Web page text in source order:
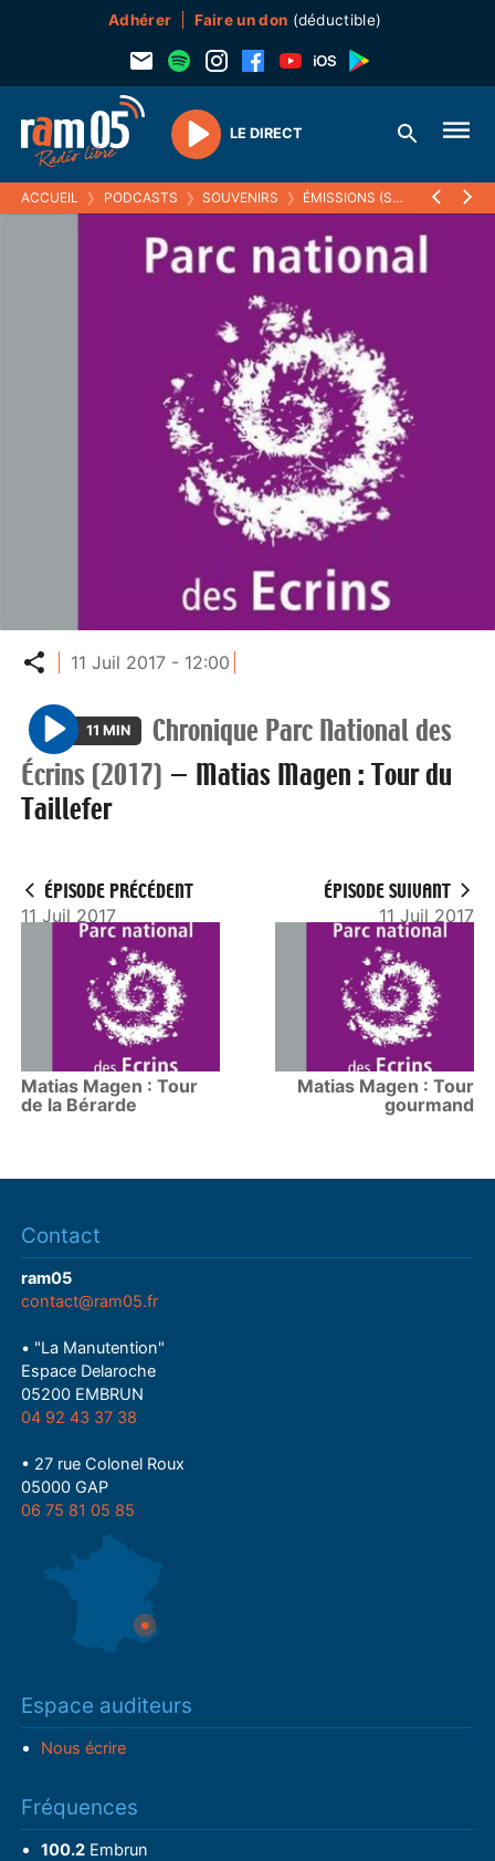
Adhérer Faire un don (déductible)
Play
LE DIRECT
ACCUEIL ❯ PODCASTS ❯ SOUVENIRS ❯ ÉMISSIONS (SOUVENIRS) ❯
Partager
11 Juil 2017 - 12:00
P
l
11 MIN
Chronique Parc National des
Écrins (2017) — Matias Magen : Tour du
Taillefer
ÉPISODE PRÉCÉDENT
11 Juil 2017
Matias Magen : Tour
de la Bérarde
ÉPISODE SUIVANT
11 Juil 2017
Matias Magen : Tour
gourmand
Contact
ram05
contact@ram05.fr
• "La Manutention"
Espace Delaroche
05200 EMBRUN
04 92 43 37 38
• 27 rue Colonel Roux
05000 GAP
06 75 81 05 85
Espace auditeurs
Nous écrire
Fréquences
100.2Embrun